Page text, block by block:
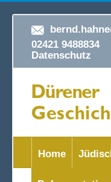
02421
Datenschutz
Home